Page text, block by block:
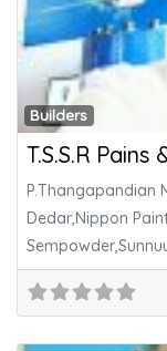
Builders
T.S.S.R
P.Thangapandian
Dedar,Nippon
Walpalty Matalic